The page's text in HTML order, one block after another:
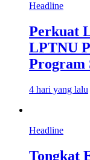
Headline
Perkuat
LPTNU
Program
4 hari yang lalu
Headline
Tongkat